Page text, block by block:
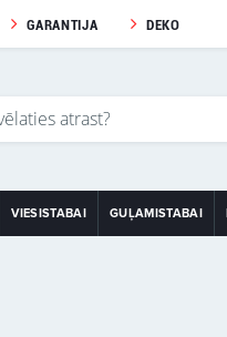
GARANTIJA DEKO
VIESISTABAI GUĻAMISTABAI